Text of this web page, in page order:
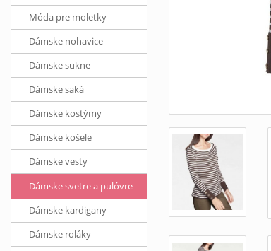
Móda pre moletky
Dámske nohavice
Dámske sukne
Dámske saká
Dámske kostýmy
Dámske košele
Dámske vesty
Dámske svetre a pulóvre
Dámske kardigany
Dámske roláky